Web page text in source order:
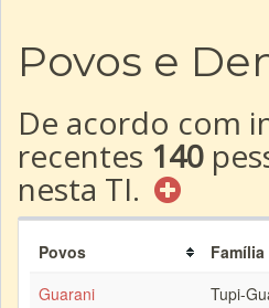
Povos e
De acordo com
recentes 140
nesta TI.
Povos
Guarani
Tupi-